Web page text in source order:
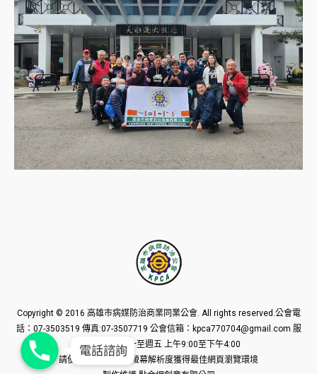
Copyright © 2016 高雄市病媒防治商業同業公會. All rights reserved.公會電
話：07-3503519 傳真:07-3507719 公會信箱：kpca770704@gmail.com 服
務時間：每週一至週五 上午9:00至下午4:00
請使用1024*768px螢幕解析度獲得最佳網頁瀏覽環境
Phone
Phone
Phone
電話諮詢